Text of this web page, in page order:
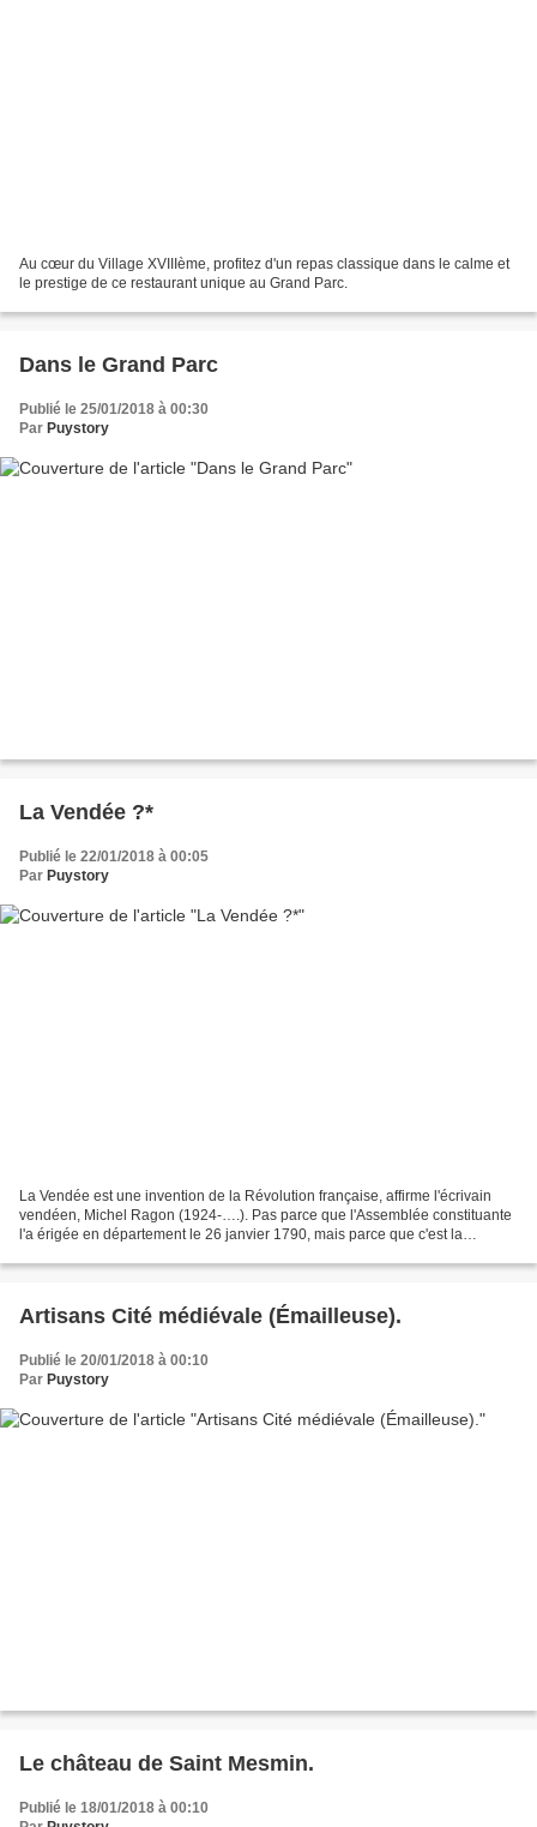
Au cœur du Village XVIIIème, profitez d'un repas classique dans le calme et
le prestige de ce restaurant unique au Grand Parc.
Dans le Grand Parc
Publié le 25/01/2018 à 00:30
Par Puystory
La Vendée ?*
Publié le 22/01/2018 à 00:05
Par Puystory
La Vendée est une invention de la Révolution française, affirme l'écrivain
vendéen, Michel Ragon (1924-….). Pas parce que l'Assemblée constituante
l'a érigée en département le 26 janvier 1790, mais parce que c'est la
Artisans Cité médiévale (Émailleuse).
Publié le 20/01/2018 à 00:10
Par Puystory
Le château de Saint Mesmin.
Publié le 18/01/2018 à 00:10